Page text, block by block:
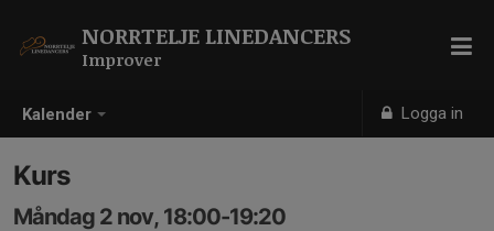
Kalender Logga in
NORRTELJE LINEDANCERS
Improver
Kurs
Måndag 2 nov, 18:00-19:20